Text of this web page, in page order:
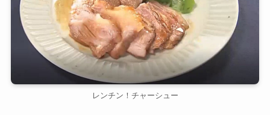
レンチン！チャーシュー